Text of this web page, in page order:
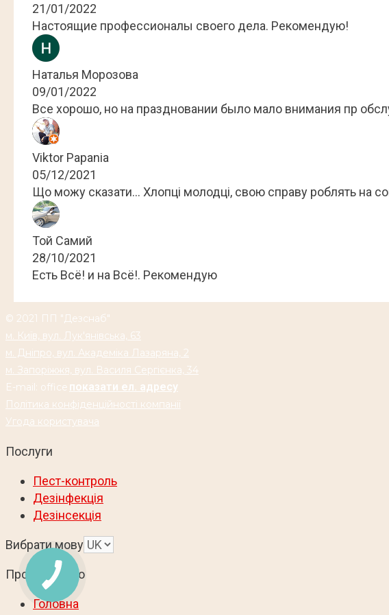
21/01/2022
Настоящие профессионалы своего дела. Рекомендую!
Наталья Морозова
09/01/2022
Все хорошо, но на праздновании было мало внимания пр
Viktor Papania
05/12/2021
Що можу сказати... Хлопці молодці, свою справу роблять на
Той Самий
28/10/2021
Есть Всё! и на Всё!. Рекомендую
© 2021 ПП "Дезснаб"
м. Київ, вул. Лук'янівська, 63
м. Дніпро, вул. Академіка Лазаряна, 2
м. Запоріжжя, вул. Василя Сергієнка, 34
E-mail: office
Політика конфіденційності компанії
Угода користувача
Послуги
Пест-контроль
Дезінфекція
Дезінсекція
Вибрати мову
Про компанію
Головна